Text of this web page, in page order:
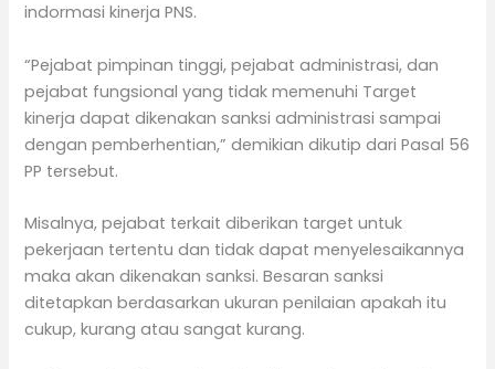
indormasi kinerja PNS.
“Pejabat pimpinan tinggi, pejabat administrasi, dan
pejabat fungsional yang tidak memenuhi Target
kinerja dapat dikenakan sanksi administrasi sampai
dengan pemberhentian,” demikian dikutip dari Pasal 56
PP tersebut.
Misalnya, pejabat terkait diberikan target untuk
pekerjaan tertentu dan tidak dapat menyelesaikannya
maka akan dikenakan sanksi. Besaran sanksi
ditetapkan berdasarkan ukuran penilaian apakah itu
cukup, kurang atau sangat kurang.